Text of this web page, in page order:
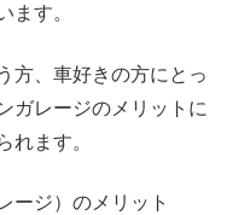
ます。
方、車好きの方にとっ
ガレージのメリットに
れます。
ージ）のメリット